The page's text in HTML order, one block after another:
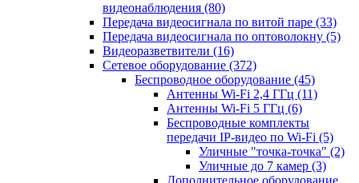
видеонаблюдения (80)
Передача видеосигнала по витой паре (33)
Передача видеосигнала по оптоволокну (5)
Видеоразветвители (16)
Сетевое оборудование (372)
Беспроводное оборудование (45)
Антенны Wi-Fi 2,4 ГГц (11)
Антенны Wi-Fi 5 ГГц (6)
Беспроводные комплекты
передачи IP-видео по Wi-Fi (5)
Уличные "точка-точка" (2)
Уличные до 7 камер (3)
Дополнительное оборудование